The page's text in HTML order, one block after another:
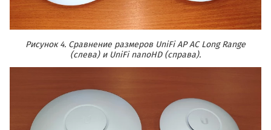
Рисунок 4. Сравнение размеров UniFi AP AC Long Range
(слева) и UniFi nanoHD (справа).